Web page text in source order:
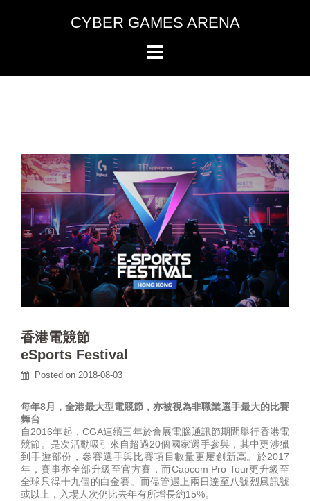
CYBER GAMES ARENA
香港電競節
eSports Festival
Posted on 2018-08-03
每年8月，全港最大型電競節，亦被視為非職業選手最大的比賽
舞台
自2016年起，CGA連續三年於會展電腦通訊節期間舉行香港電
競節。是次活動吸引來自超過20個國家選手參與，其中更涉獵
到手遊部份，參賽選手與比賽項目數量更屢創新高。於2017
年，賽事亦全部升級至官方賽，而Capcom Pro Tour更升級至
全球只得十九個的白金賽。而儘管遇上兩日達至八號烈風訊號
或以上，入場人次仍比去年有所增長約15%。